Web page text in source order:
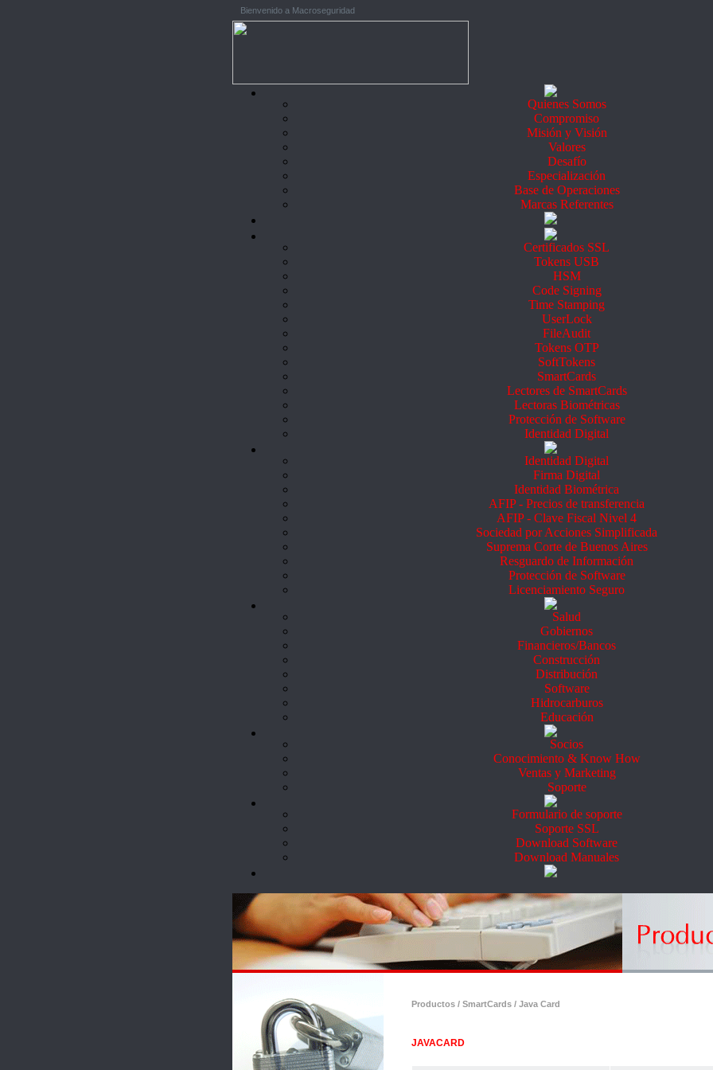
Bienvenido a Macroseguridad
Quienes Somos
Compromiso
Misión y Visión
Valores
Desafío
Especialización
Base de Operaciones
Marcas Referentes
Certificados SSL
Tokens USB
HSM
Code Signing
Time Stamping
UserLock
FileAudit
Tokens OTP
SoftTokens
SmartCards
Lectores de SmartCards
Lectoras Biométricas
Protección de Software
Identidad Digital
Identidad Digital
Firma Digital
Identidad Biométrica
AFIP - Precios de transferencia
AFIP - Clave Fiscal Nivel 4
Sociedad por Acciones Simplificada
Suprema Corte de Buenos Aires
Resguardo de Información
Protección de Software
Licenciamiento Seguro
Salud
Gobiernos
Financieros/Bancos
Construcción
Distribución
Software
Hidrocarburos
Educación
Socios
Conocimiento & Know How
Ventas y Marketing
Soporte
Formulario de soporte
Soporte SSL
Download Software
Download Manuales
Productos / SmartCards / Java Card
JAVACARD